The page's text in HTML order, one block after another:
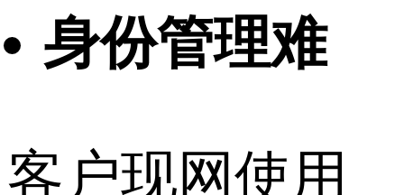
身份管理难
客户现网使用